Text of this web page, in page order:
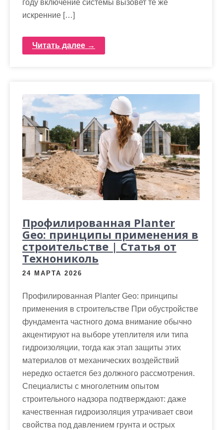
году включение системы вызовет те же
искренние […]
Читать далее →
Профилированная Planter
Geo: принципы применения в
строительстве | Статья от
Технониколь
24 МАРТА 2026
Профилированная Planter Geo: принципы
применения в строительстве При обустройстве
фундамента частного дома внимание обычно
акцентируют на выборе утеплителя или типа
гидроизоляции, тогда как этап защиты этих
материалов от механических воздействий
нередко остается без должного рассмотрения.
Специалисты с многолетним опытом
строительного надзора подтверждают: даже
качественная гидроизоляция утрачивает свои
свойства под давлением грунта и острых